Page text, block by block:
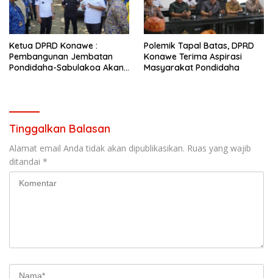
Ketua DPRD Konawe :
Pembangunan Jembatan
Pondidaha-Sabulakoa Akan
Polemik Tapal Batas, DPRD
Konawe Terima Aspirasi
Masyarakat Pondidaha
Tinggalkan Balasan
Alamat email Anda tidak akan dipublikasikan. Ruas yang wajib
ditandai *